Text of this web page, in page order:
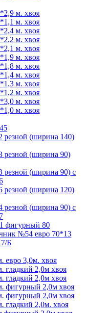
м. хвоя
м. хвоя
м. хвоя
м. хвоя
м. хвоя
м. хвоя
м. хвоя
м. хвоя
м. хвоя
м. хвоя
м. хвоя
м. хвоя
(ширина 140)
(ширина 90)
(ширина 90) с
(ширина 120)
(ширина 90) с
фигурный 80
№54 евро 70*13
Б
евро 3,0м. хвоя
гладкий 2,0м хвоя
гладкий 2,0м хвоя
фигурный 2,0м хвоя
фигурный 2,0м хвоя
гладкий 2,0м. хвоя